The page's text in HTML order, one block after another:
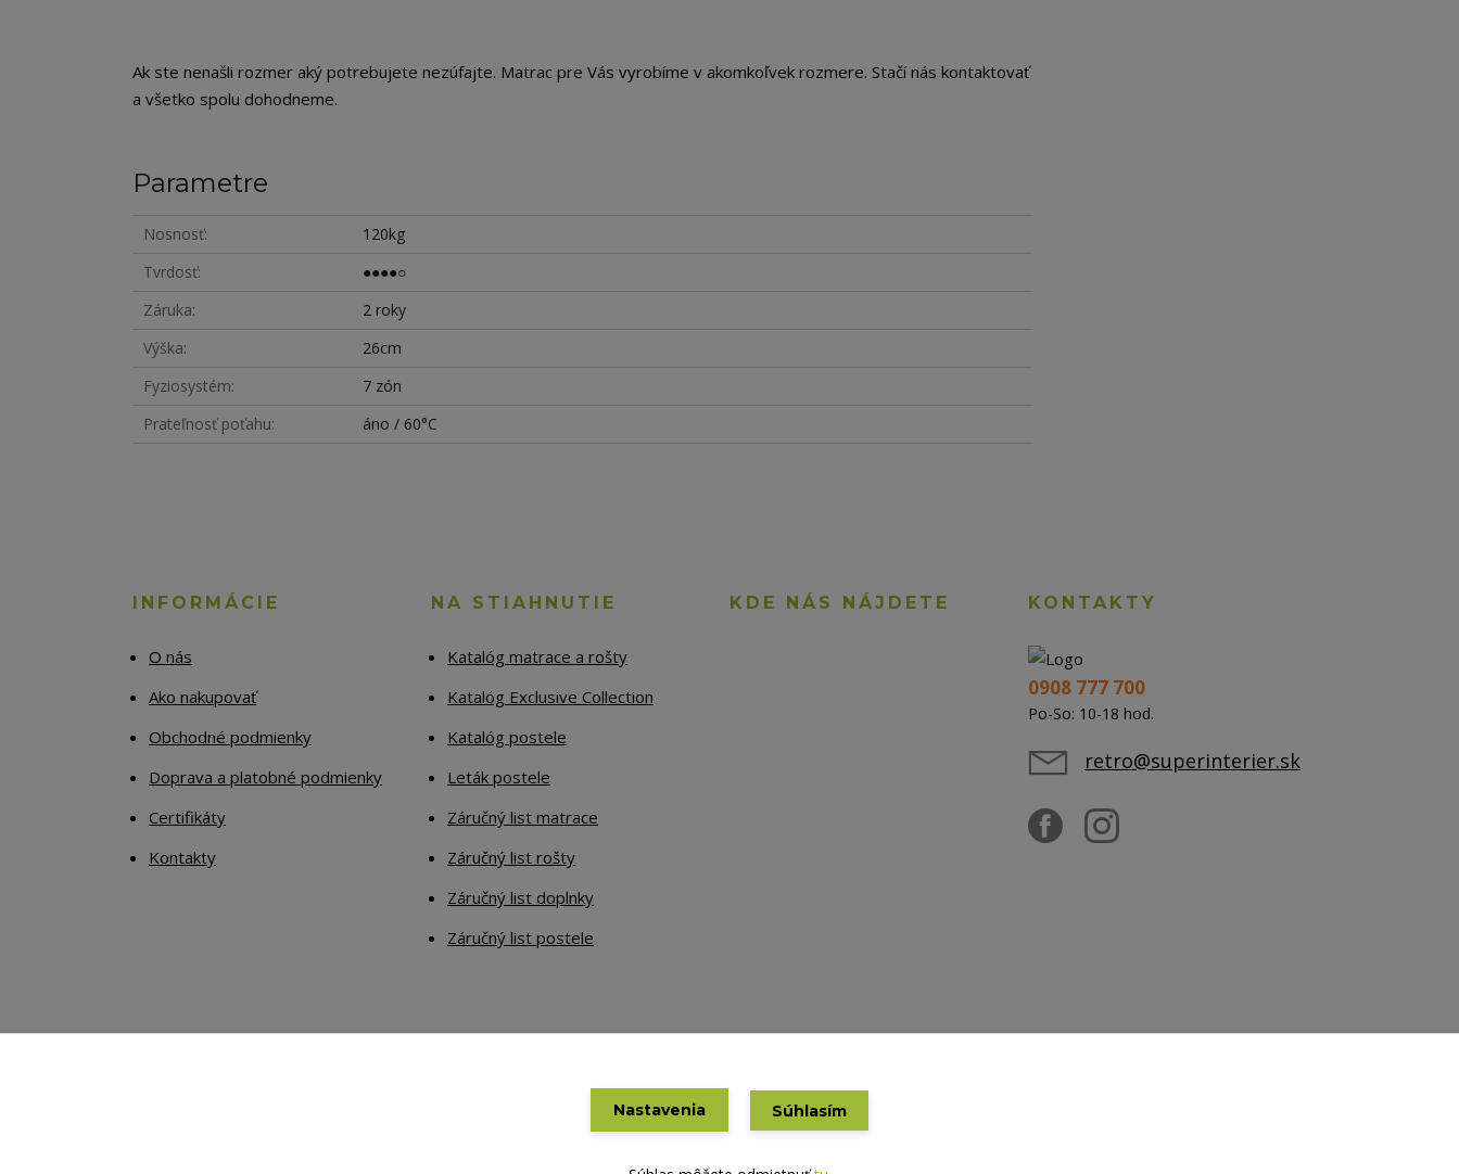
Ak ste nenašli rozmer aký potrebujete nezúfajte. Matrac pre Vás vyrobíme v akomkoľvek rozmere. Stačí nás kontaktovať
a všetko spolu dohodneme.
Parametre
Nosnosť
120kg
Tvrdosť
●●●●○
Záruka
2 roky
Výška
26cm
Fyziosystém
7 zón
Prateľnosť poťahu
áno / 60°C
INFORMÁCIE
O nás
Ako nakupovať
Obchodné podmienky
Doprava a platobné podmienky
Certifikáty
Kontakty
NA STIAHNUTIE
Katalóg matrace a rošty
Katalóg Exclusive Collection
Katalóg postele
Leták postele
Záručný list matrace
Záručný list rošty
Záručný list doplnky
Záručný list postele
KDE NÁS NÁJDETE KONTAKTY
0908 777 700
Po-So: 10-18 hod.
retro@superinterier.sk
Nastavenia Súhlasím